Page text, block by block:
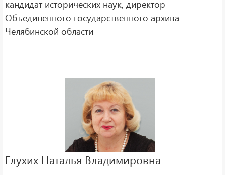
кандидат исторических наук, директор
Объединенного государственного архива
Челябинской области
Глухих Наталья Владимировна